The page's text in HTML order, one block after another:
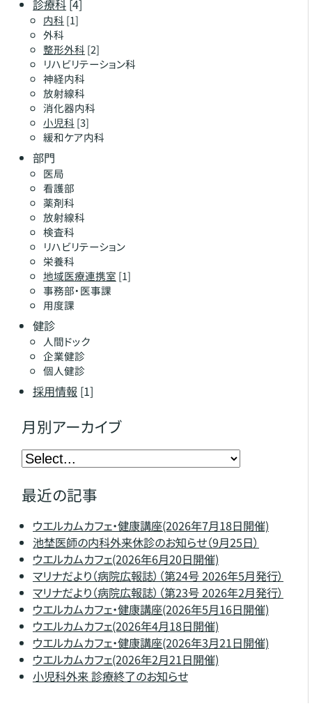
診療科[4]
内科 [1]
外科
整形外科 [2]
リハビリテーション科
神経内科
放射線科
消化器内科
小児科 [3]
緩和ケア内科
部門
医局
看護部
薬剤科
放射線科
検査科
リハビリテーション
栄養科
地域医療連携室 [1]
事務部・医事課
用度課
健診
人間ドック
企業健診
個人健診
採用情報 [1]
月別アーカイブ
最近の記事
ウエルカムカフェ・健康講座(2026年7月18日開催)
池埜医師の内科外来休診のお知らせ（9月25日）
ウエルカムカフェ(2026年6月20日開催)
マリナだより（病院広報誌）（第24号 2026年5月発行）
マリナだより（病院広報誌）（第23号 2026年2月発行）
ウエルカムカフェ・健康講座(2026年5月16日開催)
ウエルカムカフェ(2026年4月18日開催)
ウエルカムカフェ・健康講座(2026年3月21日開催)
ウエルカムカフェ(2026年2月21日開催)
小児科外来 診療終了のお知らせ